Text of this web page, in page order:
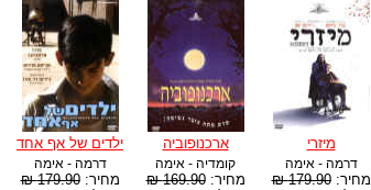
מיזרי
דרמה - אימה
מחיר:179.90 ₪
ארכנופוביה
קומדיה - אימה
מחיר:169.90 ₪
ילדים של אף אחד
דרמה - אימה
מחיר:179.90 ₪